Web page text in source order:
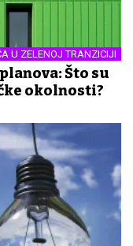
U ZELENOJ TRANZICIJI
Što su
okolnosti?